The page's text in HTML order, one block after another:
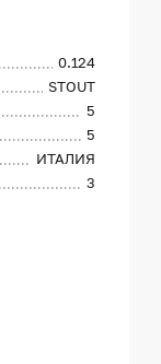
0.124
STOUT
5
5
ИТАЛИЯ
3